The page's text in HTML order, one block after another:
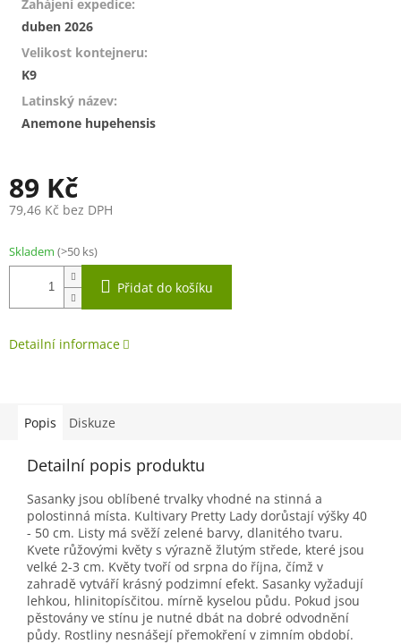
Zahájení expedice:
duben 2026
Velikost kontejneru:
K9
Latinský název:
Anemone hupehensis
89 Kč
79,46 Kč bez DPH
cena:
Skladem (>50 ks)
Přidat do košíku
Detailní informace
Popis Diskuze
Detailní popis produktu
Sasanky jsou oblíbené trvalky vhodné na stinná a
polostinná místa. Kultivary Pretty Lady dorůstají výšky 40
- 50 cm. Listy má svěží zelené barvy, dlanitého tvaru.
Kvete růžovými květy s výrazně žlutým střede, které jsou
velké 2-3 cm. Květy tvoří od srpna do října, čímž v
zahradě vytváří krásný podzimní efekt. Sasanky vyžadují
lehkou, hlinitopísčitou. mírně kyselou půdu. Pokud jsou
pěstovány ve stínu je nutné dbát na dobré odvodnění
půdy. Rostliny nesnášejí přemokření v zimním období.